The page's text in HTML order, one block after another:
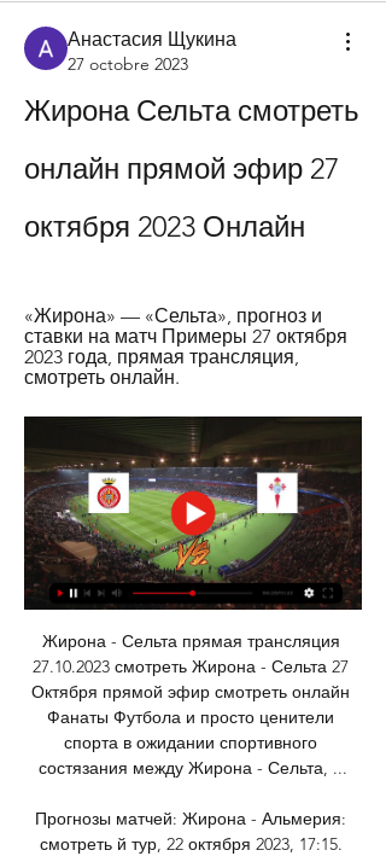
Анастасия Щукина
27 octobre 2023
Жирона Сельта смотреть
онлайн прямой эфир 27
октября 2023 Онлайн
«Жирона» — «Сельта», прогноз и
ставки на матч Примеры 27 октября
2023 года, прямая трансляция,
смотреть онлайн.
Жирона - Сельта прямая трансляция
27.10.2023 смотреть Жирона - Сельта 27
Октября прямой эфир смотреть онлайн
Фанаты Футбола и просто ценители
спорта в ожидании спортивного
состязания между Жирона - Сельта, ...
Прогнозы матчей: Жирона - Альмерия:
смотреть й тур, 22 октября 2023, 17:15.